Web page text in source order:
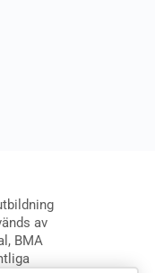
av
BMA